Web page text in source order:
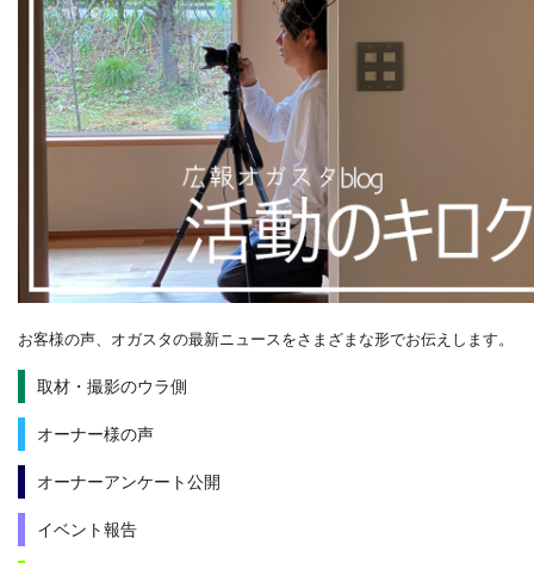
お客様の声、オガスタの最新ニュースをさまざまな形でお伝えします。
取材・撮影のウラ側
オーナー様の声
オーナーアンケート公開
イベント報告